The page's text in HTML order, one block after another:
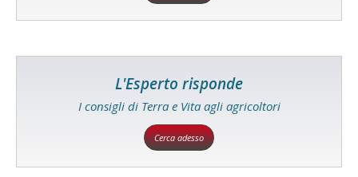
L'Esperto risponde
I consigli di Terra e Vita agli agricoltori
Cerca adesso